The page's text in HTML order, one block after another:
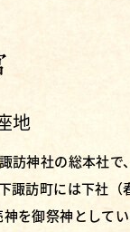
地
訪神社の総本社で
諏訪町には下社（
を御祭神として